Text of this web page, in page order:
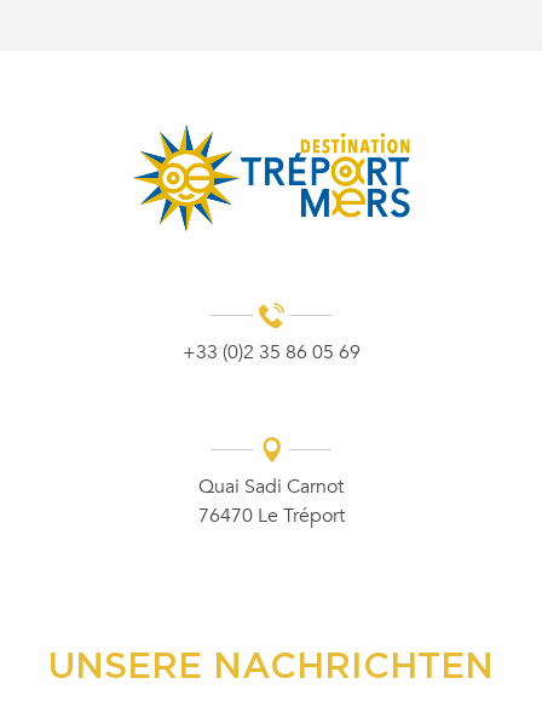
+33 (0)2 35 86 05 69
Quai Sadi Carnot
76470 Le Tréport
UNSERE NACHRICHTEN